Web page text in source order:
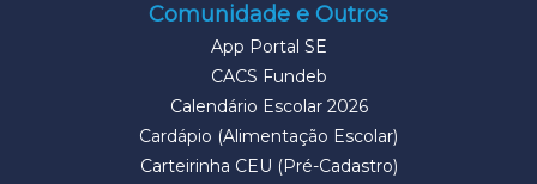
Comunidade e Outros
App Portal SE
CACS Fundeb
Calendário Escolar 2026
Cardápio (Alimentação Escolar)
Carteirinha CEU (Pré-Cadastro)